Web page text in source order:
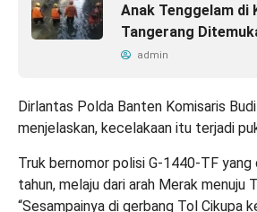
Anak Tenggelam di
Tangerang
admin
Dirlantas Polda Banten Komisaris
menjelaskan, kecelakaan itu terjadi
Truk bernomor polisi G-1440-TF yang
tahun, melaju dari arah Merak menuju
“Sesampainya di gerbang Tol Cikupa